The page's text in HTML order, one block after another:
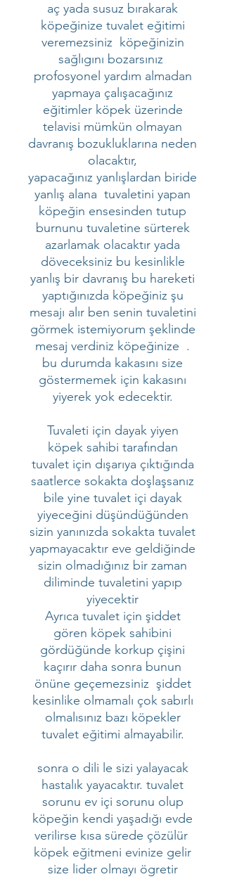
aç yada susuz bırakarak
köpeğinize tuvalet eğitimi
veremezsiniz köpeğinizin
sağlıgını bozarsınız
profosyonel yardım almadan
yapmaya çalışacağınız
eğitimler köpek üzerinde
telavisi mümkün olmayan
davranış bozukluklarına neden
olacaktır,
yapacağınız yanlışlardan biride
yanlış alana tuvaletini yapan
köpeğin ensesinden tutup
burnunu tuvaletine sürterek
azarlamak olacaktır yada
döveceksiniz bu kesinlikle
yanlış bir davranış bu hareketi
yaptığınızda köpeğiniz şu
mesajı alır ben senin tuvaletini
görmek istemiyorum şeklinde
mesaj verdiniz köpeğinize .
bu durumda kakasını size
göstermemek için kakasını
yiyerek yok edecektir.
Tuvaleti için dayak yiyen
köpek sahibi tarafından
tuvalet için dışarıya çıktığında
saatlerce sokakta doşlaşsanız
bile yine tuvalet içi dayak
yiyeceğini düşündüğünden
sizin yanınızda sokakta tuvalet
yapmayacaktır eve geldiğinde
sizin olmadığınız bir zaman
diliminde tuvaletini yapıp
yiyecektir
Ayrıca tuvalet için şiddet
gören köpek sahibini
gördüğünde korkup çişini
kaçırır daha sonra bunun
önüne geçemezsiniz şiddet
kesinlike olmamalı çok sabırlı
olmalısınız bazı köpekler
tuvalet eğitimi almayabilir.
sonra o dili le sizi yalayacak
hastalık yayacaktır. tuvalet
sorunu ev içi sorunu olup
köpeğin kendi yaşadığı evde
verilirse kısa sürede çözülür
köpek eğitmeni evinize gelir
size lider olmayı ögretir